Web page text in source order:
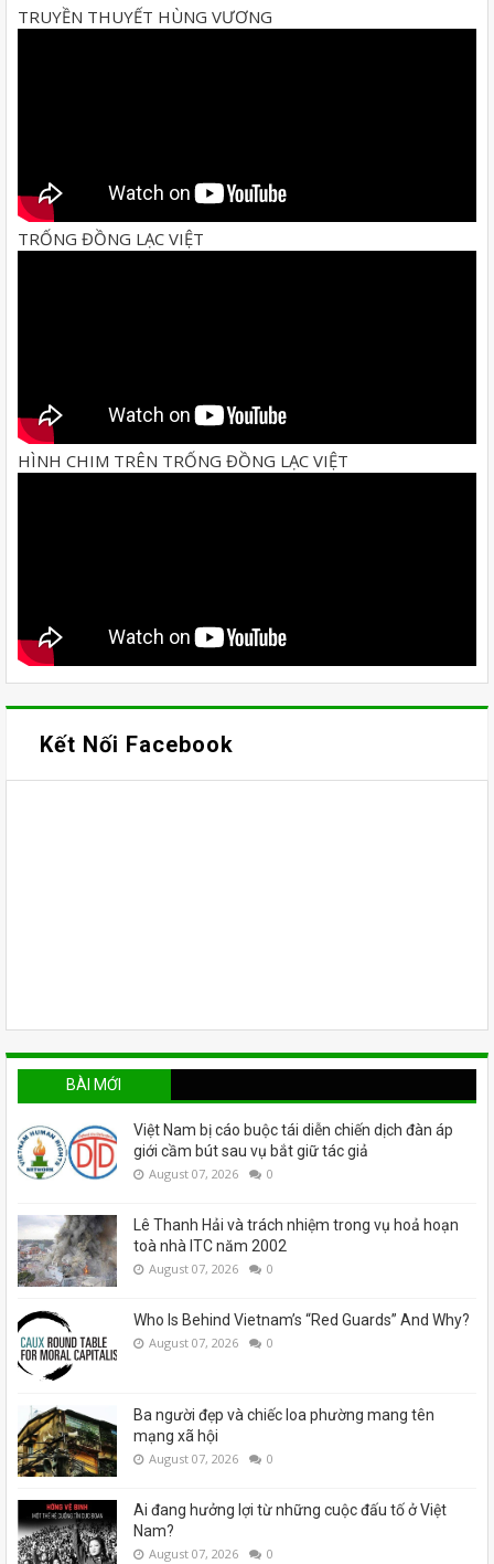
TRUYỀN THUYẾT HÙNG VƯƠNG
TRỐNG ĐỒNG LẠC VIỆT
HÌNH CHIM TRÊN TRỐNG ĐỒNG LẠC VIỆT
Kết Nối Facebook
BÀI MỚI
Việt Nam bị cáo buộc tái diễn chiến dịch đàn áp
giới cầm bút sau vụ bắt giữ tác giả
August 07, 2026 0
Lê Thanh Hải và trách nhiệm trong vụ hoả hoạn
toà nhà ITC năm 2002
August 07, 2026 0
Who Is Behind Vietnam’s “Red Guards” And Why?
August 07, 2026 0
Ba người đẹp và chiếc loa phường mang tên
mạng xã hội
August 07, 2026 0
Ai đang hưởng lợi từ những cuộc đấu tố ở Việt
Nam?
August 07, 2026 0